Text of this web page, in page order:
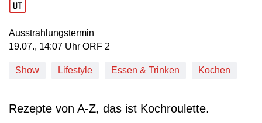
Ausstrahlungstermin
19. Juli, 14:07 Uhr in ORF 2
19.07., 14:07 Uhr ORF 2
Show Lifestyle Essen & Trinken Kochen
Rezepte von A-Z, das ist Kochroulette.